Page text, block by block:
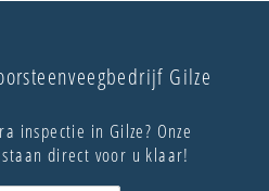
Gilze
inspectie in Gilze? Onze
direct voor u klaar!